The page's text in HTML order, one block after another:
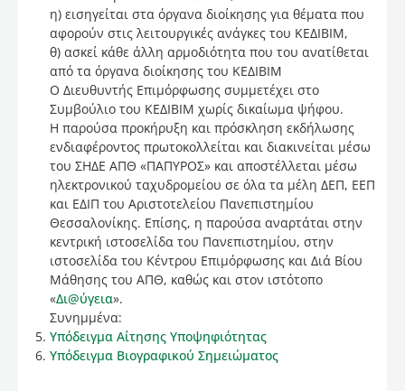
η) εισηγείται στα όργανα διοίκησης για θέματα που
αφορούν στις λειτουργικές ανάγκες του ΚΕΔΙΒΙΜ,
θ) ασκεί κάθε άλλη αρμοδιότητα που του ανατίθεται
από τα όργανα διοίκησης του ΚΕΔΙΒΙΜ
Ο Διευθυντής Επιμόρφωσης συμμετέχει στο
Συμβούλιο του ΚΕΔΙΒΙΜ χωρίς δικαίωμα ψήφου.
Η παρούσα προκήρυξη και πρόσκληση εκδήλωσης
ενδιαφέροντος πρωτοκολλείται και διακινείται μέσω
του ΣΗΔΕ ΑΠΘ «ΠΑΠΥΡΟΣ» και αποστέλλεται μέσω
ηλεκτρονικού ταχυδρομείου σε όλα τα μέλη ΔΕΠ, ΕΕΠ
και ΕΔΙΠ του Αριστοτελείου Πανεπιστημίου
Θεσσαλονίκης. Επίσης, η παρούσα αναρτάται στην
κεντρική ιστοσελίδα του Πανεπιστημίου, στην
ιστοσελίδα του Κέντρου Επιμόρφωσης και Διά Βίου
Μάθησης του ΑΠΘ, καθώς και στον ιστότοπο
«Δι@ύγεια».
Συνημμένα:
Υπόδειγμα Αίτησης Υποψηφιότητας
Υπόδειγμα Βιογραφικού Σημειώματος